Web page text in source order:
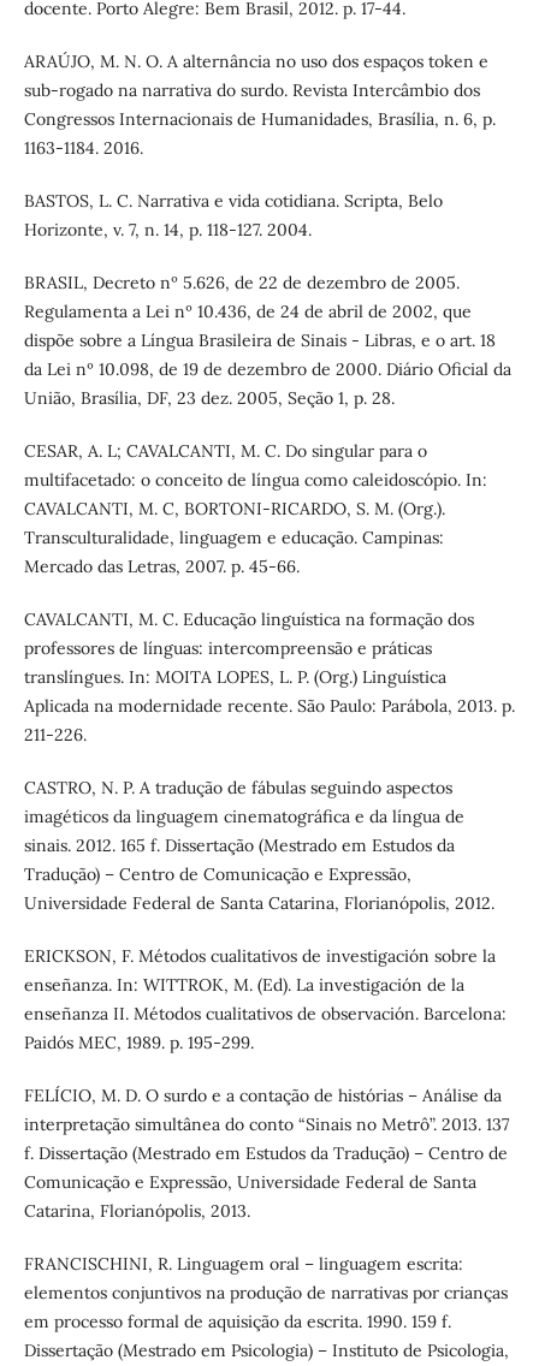
docente. Porto Alegre: Bem Brasil, 2012. p. 17-44.
ARAÚJO, M. N. O. A alternância no uso dos espaços token e
sub-rogado na narrativa do surdo. Revista Intercâmbio dos
Congressos Internacionais de Humanidades, Brasília, n. 6, p.
1163-1184. 2016.
BASTOS, L. C. Narrativa e vida cotidiana. Scripta, Belo
Horizonte, v. 7, n. 14, p. 118-127. 2004.
BRASIL, Decreto nº 5.626, de 22 de dezembro de 2005.
Regulamenta a Lei nº 10.436, de 24 de abril de 2002, que
dispõe sobre a Língua Brasileira de Sinais - Libras, e o art. 18
da Lei nº 10.098, de 19 de dezembro de 2000. Diário Oficial da
União, Brasília, DF, 23 dez. 2005, Seção 1, p. 28.
CESAR, A. L; CAVALCANTI, M. C. Do singular para o
multifacetado: o conceito de língua como caleidoscópio. In:
CAVALCANTI, M. C, BORTONI-RICARDO, S. M. (Org.).
Transculturalidade, linguagem e educação. Campinas:
Mercado das Letras, 2007. p. 45-66.
CAVALCANTI, M. C. Educação linguística na formação dos
professores de línguas: intercompreensão e práticas
translíngues. In: MOITA LOPES, L. P. (Org.) Linguística
Aplicada na modernidade recente. São Paulo: Parábola, 2013. p.
211-226.
CASTRO, N. P. A tradução de fábulas seguindo aspectos
imagéticos da linguagem cinematográfica e da língua de
sinais. 2012. 165 f. Dissertação (Mestrado em Estudos da
Tradução) – Centro de Comunicação e Expressão,
Universidade Federal de Santa Catarina, Florianópolis, 2012.
ERICKSON, F. Métodos cualitativos de investigación sobre la
enseñanza. In: WITTROK, M. (Ed). La investigación de la
enseñanza II. Métodos cualitativos de observación. Barcelona:
Paidós MEC, 1989. p. 195-299.
FELÍCIO, M. D. O surdo e a contação de histórias – Análise da
interpretação simultânea do conto “Sinais no Metrô”. 2013. 137
f. Dissertação (Mestrado em Estudos da Tradução) – Centro de
Comunicação e Expressão, Universidade Federal de Santa
Catarina, Florianópolis, 2013.
FRANCISCHINI, R. Linguagem oral – linguagem escrita:
elementos conjuntivos na produção de narrativas por crianças
em processo formal de aquisição da escrita. 1990. 159 f.
Dissertação (Mestrado em Psicologia) – Instituto de Psicologia,